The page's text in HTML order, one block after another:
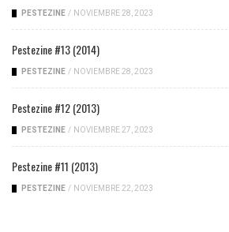
PESTEZINE / NOVIEMBRE 28, 2023
Pestezine #13 (2014)
PESTEZINE / NOVIEMBRE 28, 2023
Pestezine #12 (2013)
PESTEZINE / NOVIEMBRE 27, 2023
Pestezine #11 (2013)
PESTEZINE / NOVIEMBRE 22, 2023